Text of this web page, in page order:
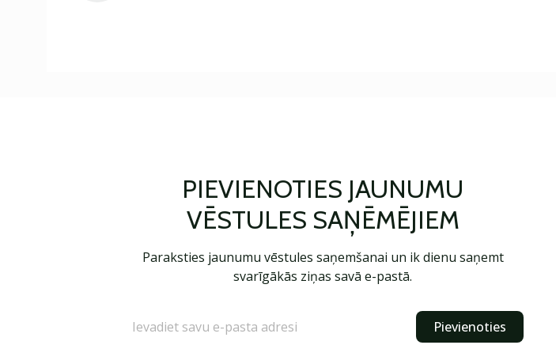
PIEVIENOTIES JAUNUMU
VĒSTULES SAŅĒMĒJIEM
Paraksties jaunumu vēstules saņemšanai un ik dienu saņemt
svarīgākās ziņas savā e-pastā.
Pievienoties